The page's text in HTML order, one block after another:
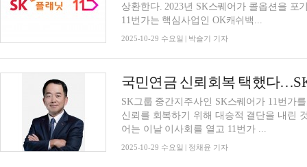
상환한다. 2023년 SK스퀘어가 콜옵션을 포
11번가는 핵심사업인 OK캐쉬백...
2025-10-29 수요일 | 박슬기 기자
국민연금 신뢰회복 택했다
SK그룹 중간지주사인 SK스퀘어가 11번가
신뢰를 회복하기 위해 대승적 결단을 내린
어는 이날 이사회를 열고 11번가 ...
2025-10-29 수요일 | 정채윤 기자